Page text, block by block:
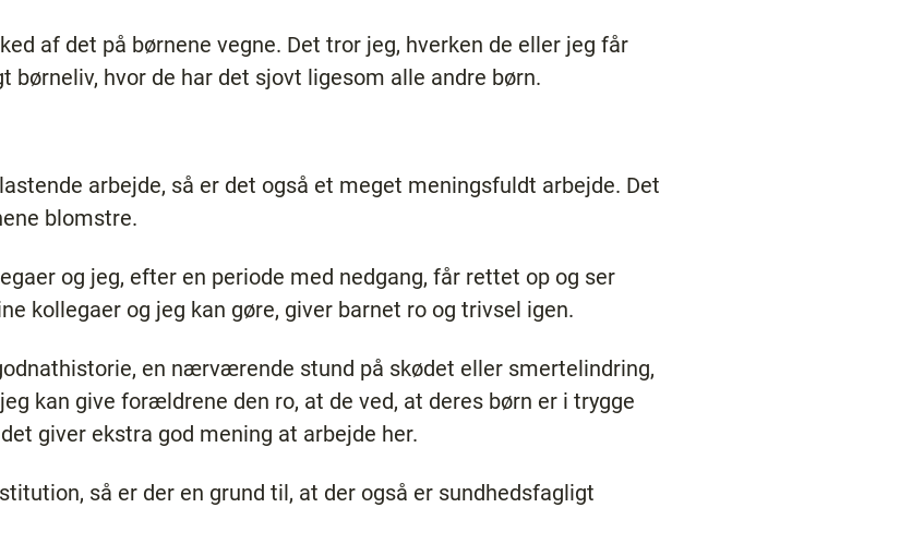
af det på børnene vegne. Det tror jeg, hverken de eller jeg får
børneliv, hvor de har det sjovt ligesom alle andre børn.
arbejde, så er det også et meget meningsfuldt arbejde. Det
blomstre.
og jeg, efter en periode med nedgang, får rettet op og ser
kollegaer og jeg kan gøre, giver barnet ro og trivsel igen.
en nærværende stund på skødet eller smertelindring,
kan give forældrene den ro, at de ved, at deres børn er i trygge
giver ekstra god mening at arbejde her.
så er der en grund til, at der også er sundhedsfagligt